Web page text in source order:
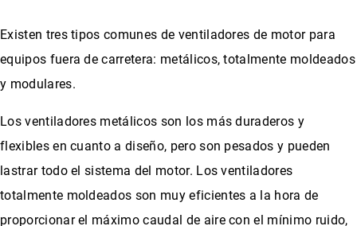
Existen tres tipos comunes de ventiladores de motor para
equipos fuera de carretera: metálicos, totalmente moldeados
y modulares.
Los ventiladores metálicos son los más duraderos y
flexibles en cuanto a diseño, pero son pesados y pueden
lastrar todo el sistema del motor. Los ventiladores
totalmente moldeados son muy eficientes a la hora de
proporcionar el máximo caudal de aire con el mínimo ruido,